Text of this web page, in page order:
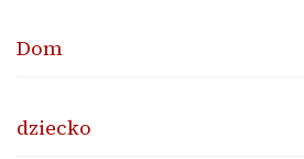
Dom
dziecko